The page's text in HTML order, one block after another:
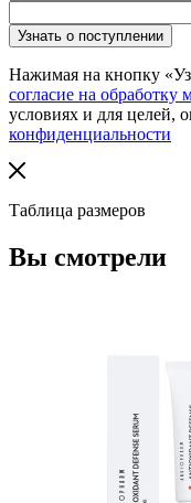
Нажимая на кнопку
согласие на
условиях и для целей,
конфиденциальности
Таблица размеров
Вы смотрели